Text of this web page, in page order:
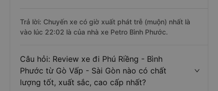
Trả lời: Chuyến xe có giờ xuất phát trễ (muộn) nhất là
vào lúc 22:02 là của nhà xe Petro Bình Phước.
Câu hỏi: Review xe đi Phú Riềng - Bình
Phước từ Gò Vấp - Sài Gòn nào có chất
lượng tốt, xuất sắc, cao cấp nhất?